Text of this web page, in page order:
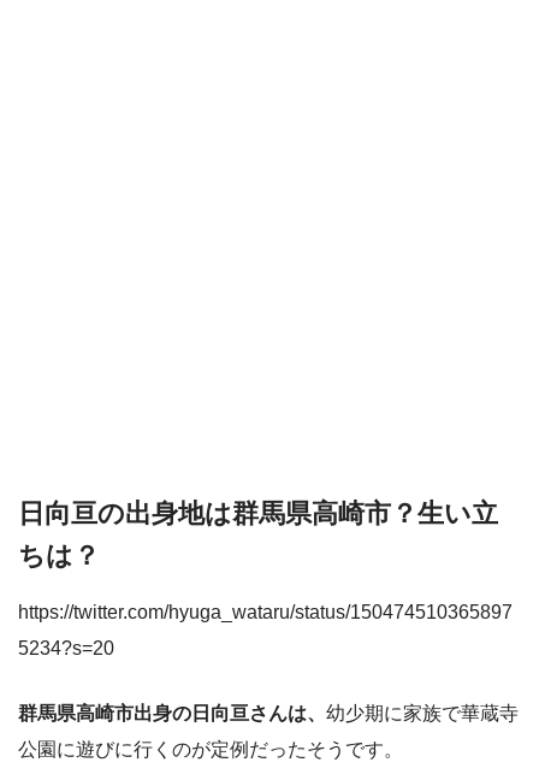
日向亘の出身地は群馬県高崎市？生い立
ちは？
https://twitter.com/hyuga_wataru/status/150474510365897
5234?s=20
群馬県高崎市出身の日向亘さんは、 幼少期に家族で華蔵寺
公園に遊びに行くのが定例だったそうです。